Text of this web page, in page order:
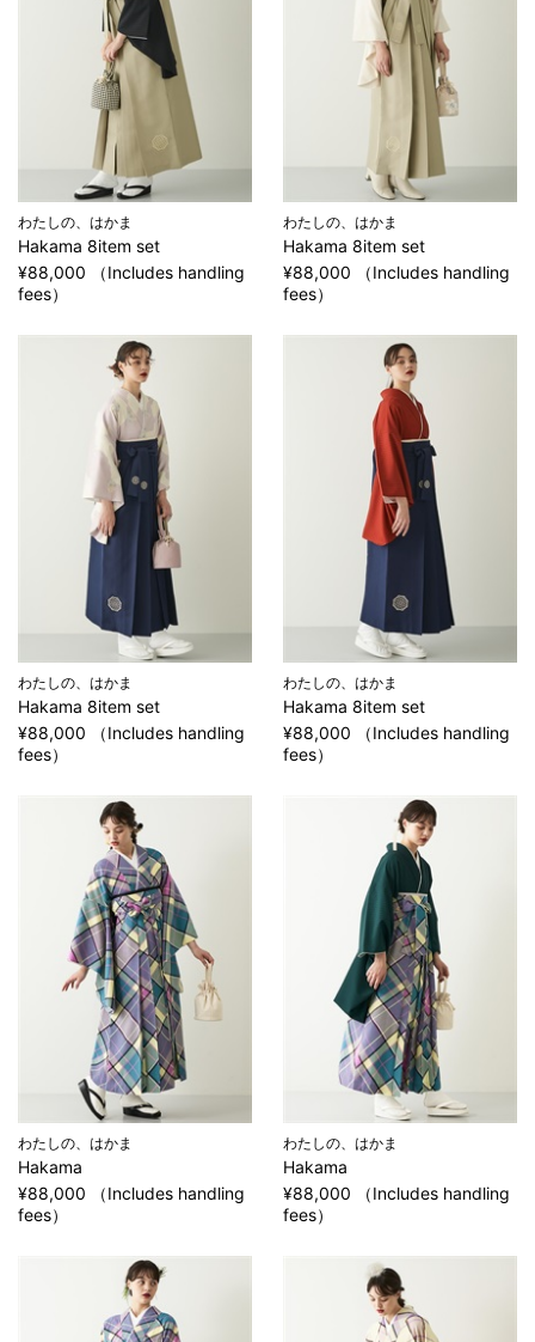
わたしの、はかま
Hakama 8item set
¥88,000 （Includes handling
fees）
わたしの、はかま
Hakama 8item set
¥88,000 （Includes handling
fees）
わたしの、はかま
Hakama 8item set
¥88,000 （Includes handling
fees）
わたしの、はかま
Hakama 8item set
¥88,000 （Includes handling
fees）
わたしの、はかま
Hakama
¥88,000 （Includes handling
fees）
わたしの、はかま
Hakama
¥88,000 （Includes handling
fees）